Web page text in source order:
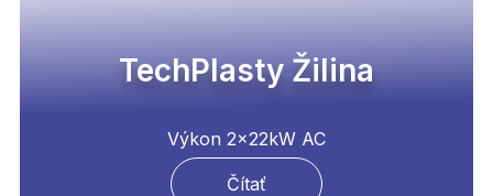
TechPlasty Žilina
Výkon 2x22kW AC
Čítať